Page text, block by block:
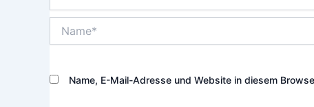
Name, E-Mail-Adresse und Website in diesem